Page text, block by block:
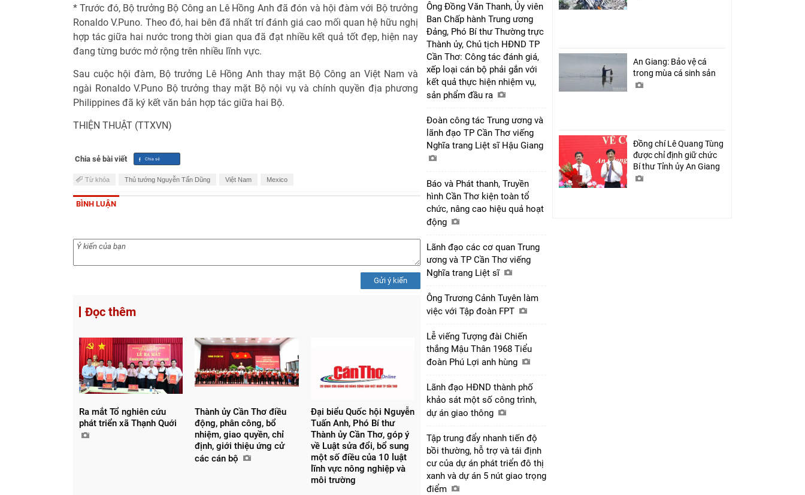
* Trước đó, Bộ trưởng Bộ Công an Lê Hồng Anh đã đón và hội đàm với Bộ trưởng
Ronaldo V.Puno. Theo đó, hai bên đã nhất trí đánh giá cao mối quan hệ hữu nghị
hợp tác giữa hai nước trong thời gian qua đã đạt nhiều kết quả tốt đẹp, hiện nay
đang từng bước mở rộng trên nhiều lĩnh vực.
Sau cuộc hội đàm, Bộ trưởng Lê Hồng Anh thay mặt Bộ Công an Việt Nam và
ngài Ronaldo V.Puno Bộ trưởng thay mặt Bộ nội vụ và chính quyền địa phương
Philippines đã ký kết văn bản hợp tác giữa hai Bộ.
THIỆN THUẬT (TTXVN)
Chia sẻ bài viết
Từ khóa Thủ tướng Nguyễn Tấn Dũng Việt Nam Mexico
BÌNH LUẬN
Gửi ý kiến
Đọc thêm
Ra mắt Tổ nghiên cứu
phát triển xã Thạnh Quới
Thành ủy Cần Thơ điều
động, phân công, bổ
nhiệm, giao quyền, chỉ
định, giới thiệu ứng cử
các cán bộ
Đại biểu Quốc hội Nguyễn
Tuấn Anh, Phó Bí thư
Thành ủy Cần Thơ, góp ý
về Luật sửa đổi, bổ sung
một số điều của 10 luật
lĩnh vực nông nghiệp và
môi trường
Ông Đồng Văn Thanh, Ủy viên
Ban Chấp hành Trung ương
Đảng, Phó Bí thư Thường trực
Thành ủy, Chủ tịch HĐND TP
Cần Thơ: Công tác đánh giá,
xếp loại cán bộ phải gắn với
kết quả thực hiện nhiệm vụ,
sản phẩm đầu ra
Đoàn công tác Trung ương và
lãnh đạo TP Cần Thơ viếng
Nghĩa trang Liệt sĩ Hậu Giang
Báo và Phát thanh, Truyền
hình Cần Thơ kiện toàn tổ
chức, nâng cao hiệu quả hoạt
động
Lãnh đạo các cơ quan Trung
ương và TP Cần Thơ viếng
Nghĩa trang Liệt sĩ
Ông Trương Cảnh Tuyên làm
việc với Tập đoàn FPT
Lễ viếng Tượng đài Chiến
thắng Mậu Thân 1968 Tiểu
đoàn Phú Lợi anh hùng
Lãnh đạo HĐND thành phố
khảo sát một số công trình,
dự án giao thông
Tập trung đẩy nhanh tiến độ
bồi thường, hỗ trợ và tái định
cư của dự án phát triển đô thị
xanh và dự án 5 nút giao trọng
điểm
An Giang: Bảo vệ cá
trong mùa cá sinh sản
Đồng chí Lê Quang Tùng
được chỉ định giữ chức
Bí thư Tỉnh ủy An Giang